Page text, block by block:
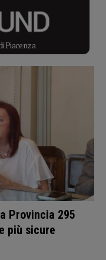
Piacenza
Provincia 295
più sicure